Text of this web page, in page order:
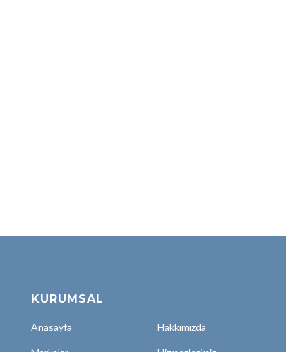
KURUMSAL
Anasayfa Hakkımızda